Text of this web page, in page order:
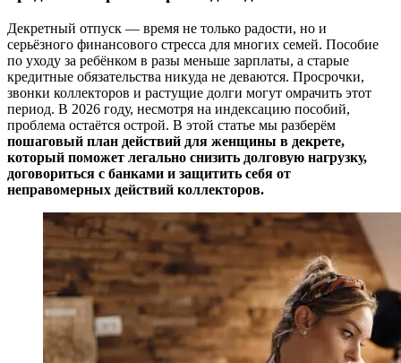
Декретный отпуск — время не только радости, но и
серьёзного финансового стресса для многих семей. Пособие
по уходу за ребёнком в разы меньше зарплаты, а старые
кредитные обязательства никуда не деваются. Просрочки,
звонки коллекторов и растущие долги могут омрачить этот
период. В 2026 году, несмотря на индексацию пособий,
проблема остаётся острой. В этой статье мы разберём
пошаговый план действий для женщины в декрете,
который поможет легально снизить долговую нагрузку,
договориться с банками и защитить себя от
неправомерных действий коллекторов.